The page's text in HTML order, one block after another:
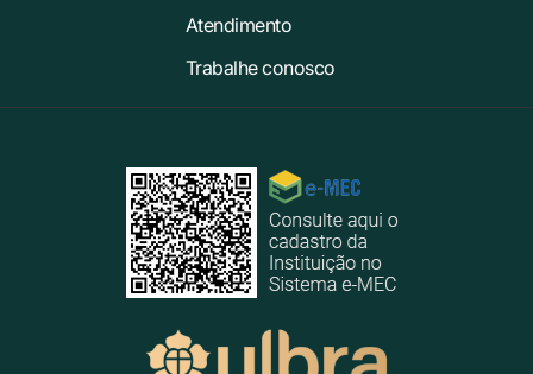
Atendimento
Trabalhe conosco